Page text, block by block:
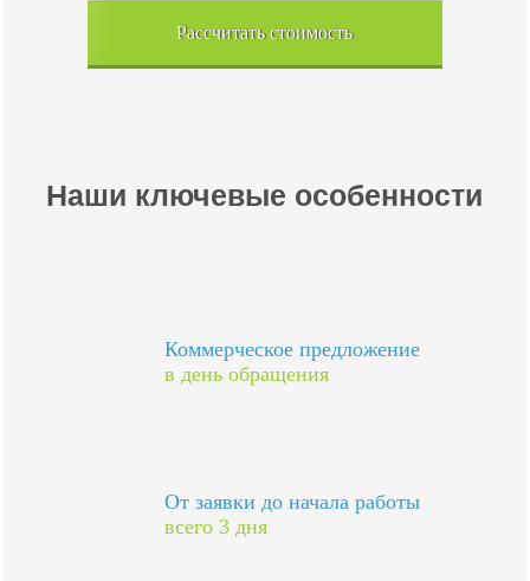
Рассчитать стоимость
Наши ключевые особенности
Коммерческое предложение
в день обращения
От заявки до начала работы
всего 3 дня